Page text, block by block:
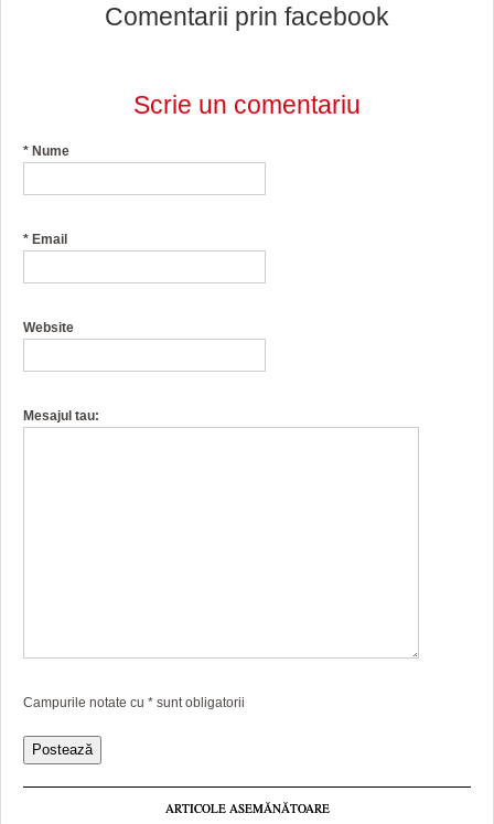
Comentarii prin facebook
Scrie un comentariu
* Nume
* Email
Website
Mesajul tau:
Campurile notate cu * sunt obligatorii
ARTICOLE ASEMĂNĂTOARE